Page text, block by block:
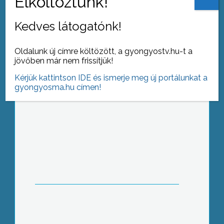
Retro-kiállítás nyílt a művelődési
központban a 60-as, 70-es és 80-as
évek tárgyi anyagából
mint 4 éves együtt munkálkodást a
Kedves látogatónk!
Oldalunk új címre költözött, a gyongyostv.hu-t a
jövőben már nem frissítjük!
Kérjük kattintson IDE és ismerje meg új portálunkat a
gyongyosma.hu címen!